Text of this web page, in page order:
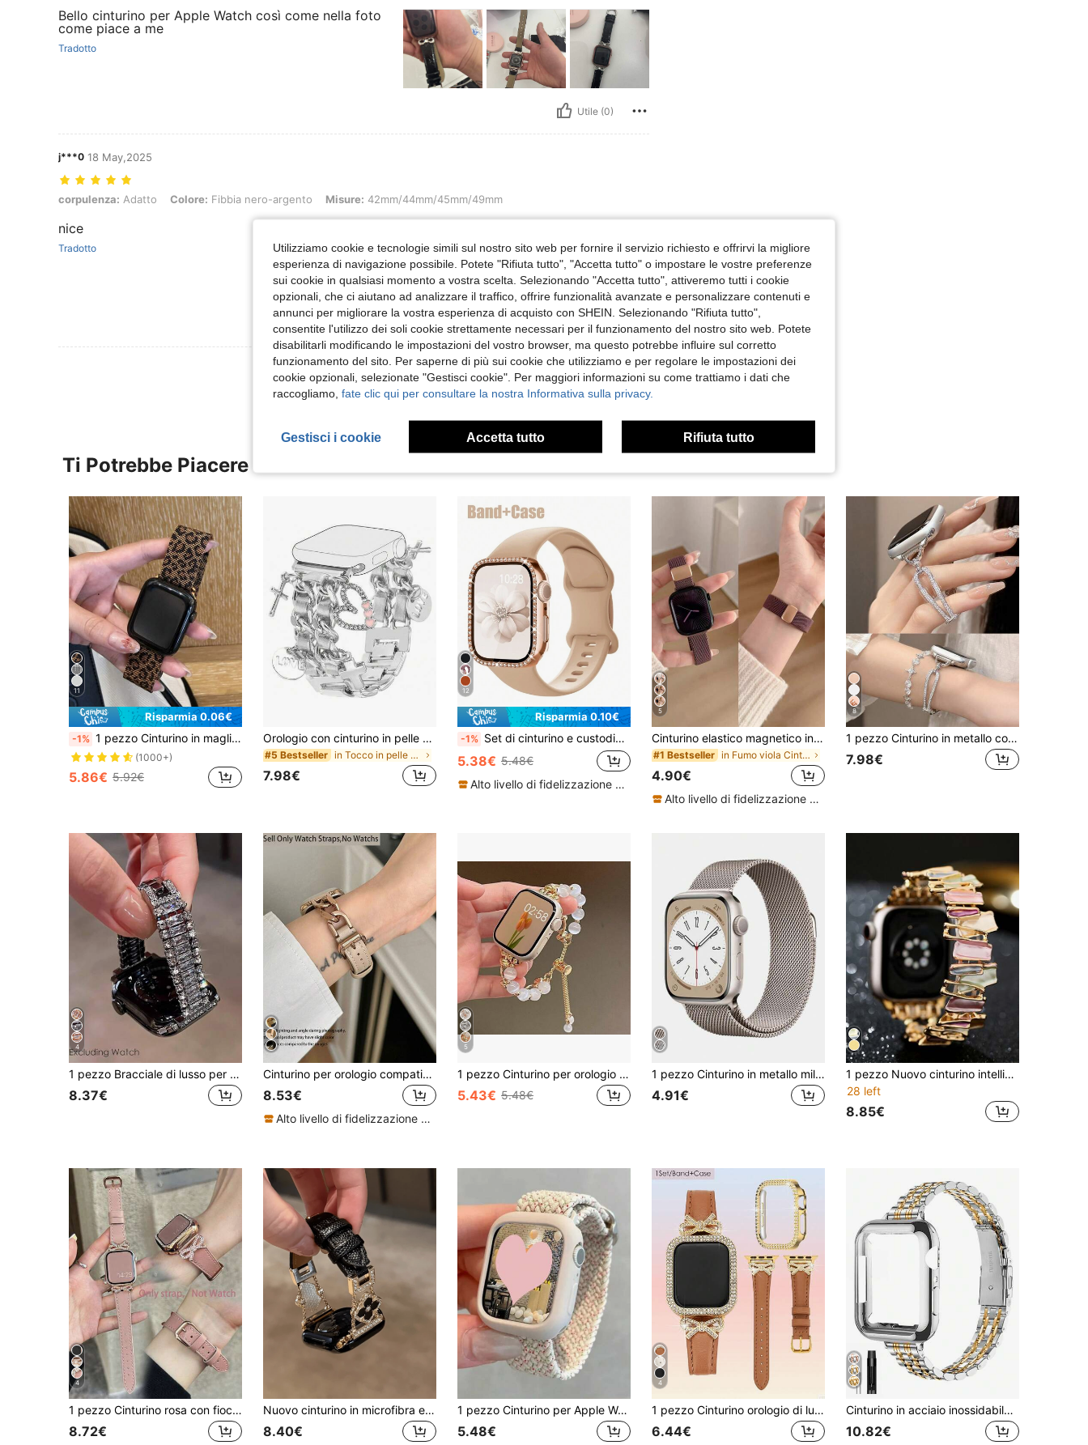
Bello cinturino per Apple Watch così come nella foto
come piace a me
Tradotto
Utile (0)
j***0 18 May,2025
corpulenza: Adatto, Colore: Fibbia nero-argento, Misure: 42mm/44mm/45mm/49mm
corpulenza: Adatto Colore: Fibbia nero-argento Misure: 42mm/44mm/45mm/49mm
nice
Tradotto
Utile (0)
Visualizza Altre Recensioni
Ti Potrebbe Piacere
11
Risparmia 0.06€
-1% 1 pezzo Cinturino in maglia classica compatibile con orologi sportivi da 45mm Ultra2 49mm 38mm 40mm 41mm 42mm 44mm 46mm, Cinturino Milanese, compatibile con Serie 11 10 9 SE 8 7 6 5 4 3 2 1 Ultra 3/2/1, unisex
(1000+)
5.86€ 5.92€
Orologio con cinturino in pelle sintetica e pendente a croce d'amore argentato, adatto per 38/40/41/42/44/45mm
#5 Bestseller in Tocco in pelle Cinturini per orologi
7.98€
12
Risparmia 0.10€
-1% Set di cinturino e custodia compatibile con Apple Watch, di moda, sportivo, morbido e confortevole, cinturino in silicone con fibbia a rivetto, custodia in PC con strass brillanti anti-caduta e anti-graffio con pellicola in vetro temperato integrata, compatibile con Apple Watch 38/40/41/42/44/45/46/49mm, cinturino e custodia di ricambio compatibili con Series Ultra/11/10/9/8/7/6/5/4/3/SE, per donna
5.38€ 5.48€
Alto livello di fidelizzazione dei clienti
5
Cinturino elastico magnetico in nylon da donna 38mm 40mm 41mm 42mm 44mm 45mm 46mm 49mm compatibile con Series Ultra 11/10/9/8/7/6/5/4/3/2/1 SE
#1 Bestseller in Fumo viola Cinturini per orologi
4.90€
Alto livello di fidelizzazione dei clienti
8
1 pezzo Cinturino in metallo con strass a forma di D di moda per donna, adatto per orologi da 38/40/41/44/45/49/42/46mm S11/SE3/Ultra3/Ultra/SE/SE2/10/9/8/7/6/5/4/3/2/1
7.98€
4
1 pezzo Bracciale di lusso per donna con 3 file di diamanti scintillanti in metallo, argento, compatibile con Apple Watch 38/40/41/42/44/45/46/49mm, adatto per Apple Watch Ultra/SE, Serie 11/10/9/8/7/6/5/4/3/2/1, accessorio per smartwatch, adatto per feste di compleanno, regalo di compleanno, cinturino di lusso di alta gamma
8.37€
Cinturino per orologio compatibile con Apple Watch Series 11/10/8/9/7/6/5/4/3/2/1, compatibile con Apple Watch Ultra 9 40mm, 44mm, 41mm, 45mm, 49mm, 42mm, 38mm, 46mm. Accessorio bracciale di moda da donna, colore del cinturino morbido ed elegante, traspirante e confortevole da indossare
8.53€
Alto livello di fidelizzazione dei clienti
5
1 pezzo Cinturino per orologio da donna in metallo con pietra gatto dorato compatibile con modelli da 38/40/41/42/44/45/49mm, adatto per Ultra/SE/8/7/6/5/4/3/2/1
5.43€ 5.48€
1 pezzo Cinturino in metallo milanese, compatibile con Apple Watch 38mm, 40mm, 41mm, 42mm, 44mm, 45mm, 46mm, 49mm, colore starlight, unisex, cinturino in acciaio inossidabile a rete magnetica regolabile, compatibile con Apple Watch Ultra, Series 11, 10, 9, 8, 7, 6, 5, 4, 3, 2, 1, SE
4.91€
1 pezzo Nuovo cinturino intelligente da donna con motivo geometrico asimmetrico in stile dipinto ad olio, cinturino in metallo elastico dorato, compatibile con Apple Watch Ultra 3/2 (49mm/45mm/44mm/38mm/40mm/41mm/42mm/46mm), cinturino bracciale di moda per donna, compatibile con Apple Watch Serie 11/10/9/8/7/SE/6/5/4/3/2/1, cinturino intelligente di stile, compatibile con Apple Watch, accessorio cinturino a forma di bracciale, cinturino intelligente di moda, ottimo regalo per amici e familiari, adatto per uso all'aperto, viaggi, feste e altre occasioni.
28 left
8.85€
4
1 pezzo Cinturino rosa con fiocco e strass in metallo color oro rosa per donna, compatibile con Apple Watch 38/40/41/42/44/45/49/46mm, compatibile con Apple Watch S10/Ultra 3/2/1/SE/9/8/7/6/5/4/3/2/1, morbido e confortevole con fiocco, alla moda e carino, accessorio
8.72€
Nuovo cinturino in microfibra e finta pelle compatibile con Apple Watch Series 10/8/9/7/6/5/4/3/2/1, compatibile anche con Ultra 40mm 44mm 41mm 45mm 49mm 42mm 38mm, accessorio bracciale alla moda da donna. Comodo e traspirante, perfetto da indossare al polso.
8.40€
1 pezzo Cinturino per Apple Watch con motivo floreale intrecciato + 1 pezzo Custodia in silicone adatti per Apple Watch S10, compatibili con Apple Watch 9, 8, 7, 6, 5, 4, SE
5.48€
4
1 pezzo Cinturino orologio di lusso in oro rosa con fiocco di diamanti + Cassa orologio cava con doppia di strass, compatibile con Apple Watch 38/40/41/42/44/45/46/49mm/Ultra/SE/11-1 Series, adatto per l'uso in primavera/estate, regalo per il ritorno a scuola, accessorio di moda per donne, cinturino marrone + cassa dorata, set di accessori per cinturino smartwatch
6.44€
Cinturino in acciaio inossidabile compatibile con Apple Watch 41mm 40mm 38mm 45mm 44mm 42mm, adatto per Apple Watch Serie 10/9/8/7/6/5/4/3/2/1/SE/SE2, cinturino di lusso sottile + protezione per lo schermo
10.82€
Utilizziamo cookie e tecnologie simili sul nostro sito web per fornire il servizio richiesto e offrirvi la migliore
esperienza di navigazione possibile. Potete "Rifiuta tutto", "Accetta tutto" o impostare le vostre preferenze
sui cookie in qualsiasi momento a vostra scelta. Selezionando "Accetta tutto", attiveremo tutti i cookie
opzionali, che ci aiutano ad analizzare il traffico, offrire funzionalità avanzate e personalizzare contenuti e
annunci per migliorare la vostra esperienza di acquisto con SHEIN. Selezionando "Rifiuta tutto",
consentite l'utilizzo dei soli cookie strettamente necessari per il funzionamento del nostro sito web. Potete
disabilitarli modificando le impostazioni del vostro browser, ma questo potrebbe influire sul corretto
funzionamento del sito. Per saperne di più sui cookie che utilizziamo e per regolare le impostazioni dei
cookie opzionali, selezionate "Gestisci cookie". Per maggiori informazioni su come trattiamo i dati che
raccogliamo, fate clic qui per consultare la nostra Informativa sulla privacy.
Gestisci i cookie Accetta tutto Rifiuta tutto